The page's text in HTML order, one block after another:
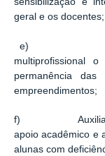
geral e os docentes;
e)
multiprofissional
permanência
empreendimentos;
f) Auxiliar na
apoio acadêmico e
alunas com